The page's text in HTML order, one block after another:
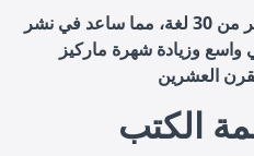
تمت ترجمة هذه الرواية إلى أكثر من 30 لغة، مما ساعد في نشر
واسع وزيادة شهرة ماركيز
الكتب